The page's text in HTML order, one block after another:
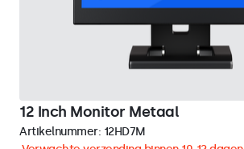
12 Inch Monitor Metaal
Artikelnummer: 12HD7M